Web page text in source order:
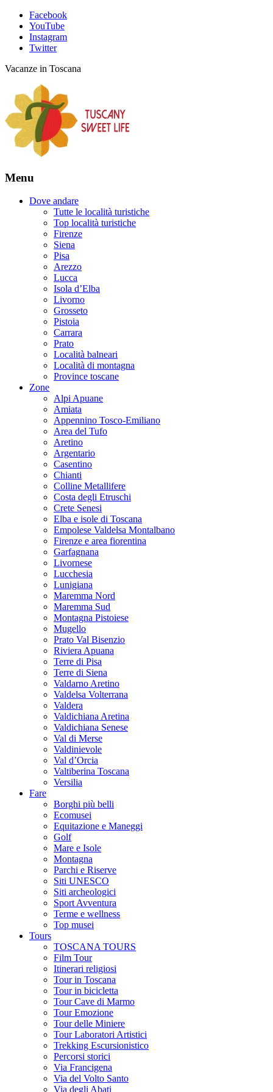
Facebook
YouTube
Instagram
Twitter
Vacanze in Toscana
Menu
Dove andare
Tutte le località turistiche
Top località turistiche
Firenze
Siena
Pisa
Arezzo
Lucca
Isola d’Elba
Livorno
Grosseto
Pistoia
Carrara
Prato
Località balneari
Località di montagna
Province toscane
Zone
Alpi Apuane
Amiata
Appennino Tosco-Emiliano
Area del Tufo
Aretino
Argentario
Casentino
Chianti
Colline Metallifere
Costa degli Etruschi
Crete Senesi
Elba e isole di Toscana
Empolese Valdelsa Montalbano
Firenze e area fiorentina
Garfagnana
Livornese
Lucchesia
Lunigiana
Maremma Nord
Maremma Sud
Montagna Pistoiese
Mugello
Prato Val Bisenzio
Riviera Apuana
Terre di Pisa
Terre di Siena
Valdarno Aretino
Valdelsa Volterrana
Valdera
Valdichiana Aretina
Valdichiana Senese
Val di Merse
Valdinievole
Val d’Orcia
Valtiberina Toscana
Versilia
Fare
Borghi più belli
Ecomusei
Equitazione e Maneggi
Golf
Mare e Isole
Montagna
Parchi e Riserve
Siti UNESCO
Siti archeologici
Sport Avventura
Terme e wellness
Top musei
Tours
TOSCANA TOURS
Film Tour
Itinerari religiosi
Tour in Toscana
Tour in bicicletta
Tour Cave di Marmo
Tour Emozione
Tour delle Miniere
Tour Laboratori Artistici
Trekking Escursionistico
Percorsi storici
Via Francigena
Via del Volto Santo
Via degli Abati